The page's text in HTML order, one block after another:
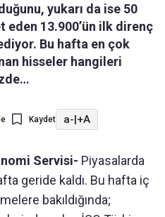
yukarı da ise 50
13.900’ün ilk direnç
Bu hafta en çok
hisseler hangileri
Kaydet a-|+A
Servisi- Piyasalarda
geride kaldı. Bu hafta iç
bakıldığında;